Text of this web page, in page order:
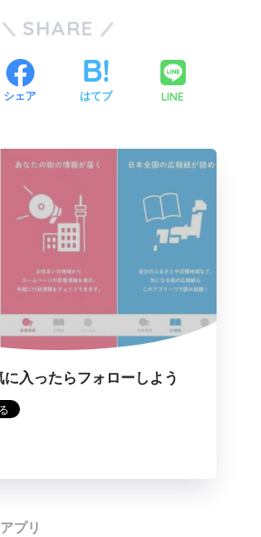
SHARE
シェア はてブ LINE
に入ったらフォローしよう
プリ